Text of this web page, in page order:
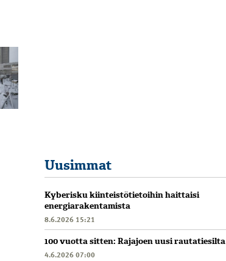
Uusimmat
Kyberisku kiinteistötietoihin haittaisi
energiarakentamista
8.6.2026 15:21
100 vuotta sitten: Rajajoen uusi rautatiesilta
4.6.2026 07:00